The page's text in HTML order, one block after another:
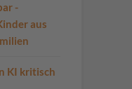
-
aus
KI kritisch